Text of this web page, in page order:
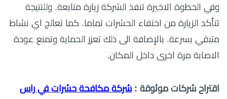
وفي الخطوة الاخيرة تنفذ الشركة زيارة متابعة. وللنتيجة
تتأكد الزيارة من اختفاء الحشرات تماما. كما تعالج اي نشاط
متبقي بسرعة. بالإضافة الى ذلك تعزز الحماية وتمنع عودة
الاصابة مرة اخرى داخل المكان.
اقتراح شركات موثوقة : شركة مكافحة حشرات في راس